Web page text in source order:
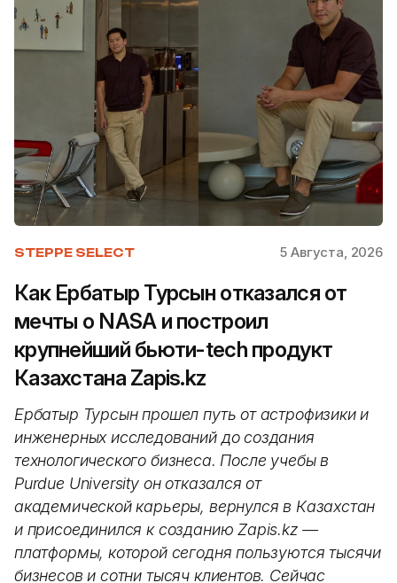
STEPPE SELECT 5 Августа, 2026
Как Ербатыр Турсын отказался от
мечты о NASA и построил
крупнейший бьюти-tech продукт
Казахстана Zapis.kz
Ербатыр Турсын прошел путь от астрофизики и
инженерных исследований до создания
технологического бизнеса. После учебы в
Purdue University он отказался от
академической карьеры, вернулся в Казахстан
и присоединился к созданию Zapis.kz —
платформы, которой сегодня пользуются тысячи
бизнесов и сотни тысяч клиентов. Сейчас